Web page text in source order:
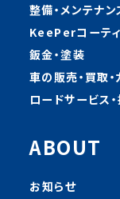
整備・メンテナン
KeePerコーテ
鈑金・塗装
車の販売・買取
ロードサービス
ABOUT
お知らせ